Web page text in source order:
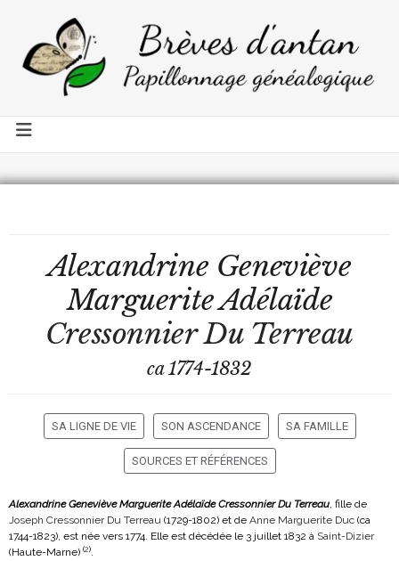
Alexandrine Geneviève
Marguerite Adélaïde
Cressonnier Du Terreau
ca 1774-1832
SA LIGNE DE VIE SON ASCENDANCE SA FAMILLE
SOURCES ET RÉFÉRENCES
Alexandrine Geneviève Marguerite Adélaïde Cressonnier Du Terreau, fille de
Joseph Cressonnier Du Terreau (1729-1802) et de Anne Marguerite Duc (ca
1744-1823), est née vers 1774. Elle est décédée le 3 juillet 1832 à Saint-Dizier
(Haute-Marne) (2).